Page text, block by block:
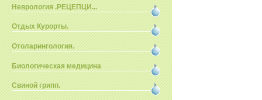
Неврология .РЕЦЕПЦИ...
Отдых Курорты.
Отоларингология.
Биологическая медицина
Свиной грипп.